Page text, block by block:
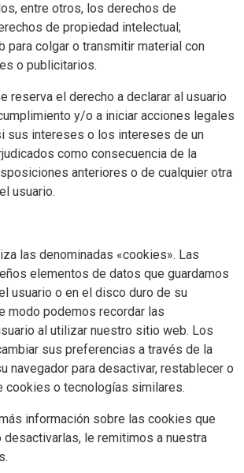
entre otros, los derechos de
de propiedad intelectual;
para colgar o transmitir material con
o publicitarios.
reserva el derecho a declarar al usuario
y/o a iniciar acciones legales
sus intereses o los intereses de un
como consecuencia de la
anteriores o de cualquier otra
usuario.
las denominadas «cookies». Las
elementos de datos que guardamos
usuario o en el disco duro de su
modo podemos recordar las
al utilizar nuestro sitio web. Los
sus preferencias a través de la
navegador para desactivar, restablecer o
cookies o tecnologías similares.
información sobre las cookies que
le remitimos a nuestra